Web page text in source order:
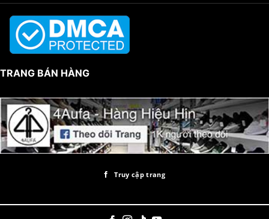
TRANG BÁN HÀNG
Truy cập trang